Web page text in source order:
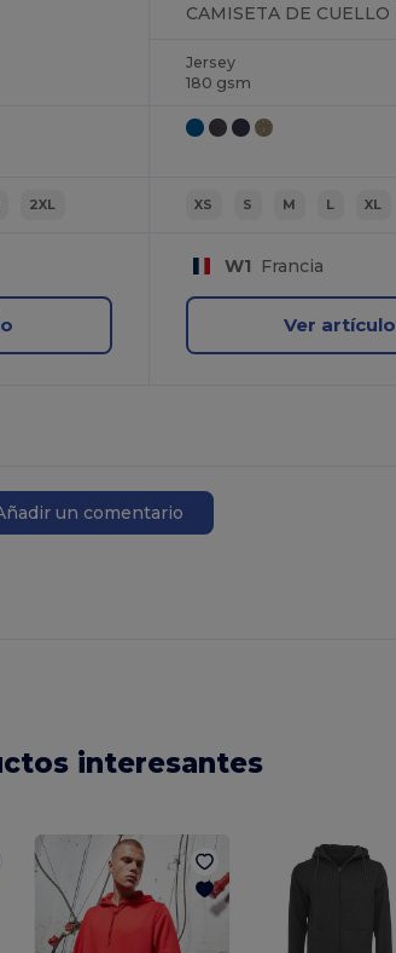
2XL
Jersey
180 gsm
XS S M L XL
W1 Francia
Ver artículo
un comentario
interesantes